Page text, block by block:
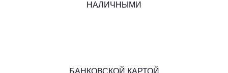
НАЛИЧНЫМИ
БАНКОВСКОЙ КАРТОЙ